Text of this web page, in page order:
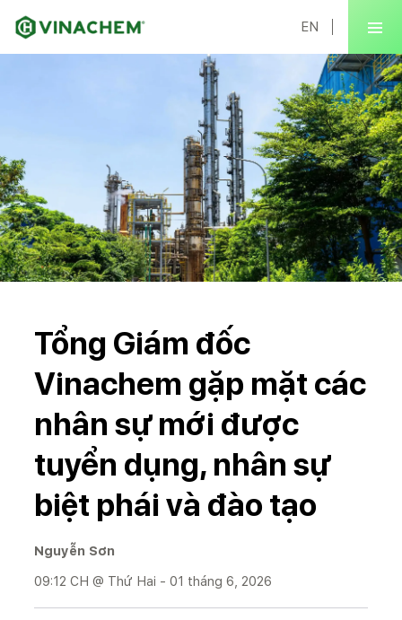
EN
Tổng Giám đốc
Vinachem gặp mặt các
nhân sự mới được
tuyển dụng, nhân sự
biệt phái và đào tạo
Nguyễn Sơn
09:12 CH @ Thứ Hai - 01 tháng 6, 2026